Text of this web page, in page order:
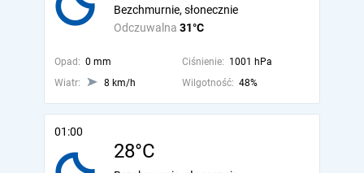
Odczuwalna 31°C
Bezchmurnie, słonecznie
Opad: 0 mm Ciśnienie: 1001 hPa
Wiatr:
8 km/h Wilgotność: 48%
01:00
28°C